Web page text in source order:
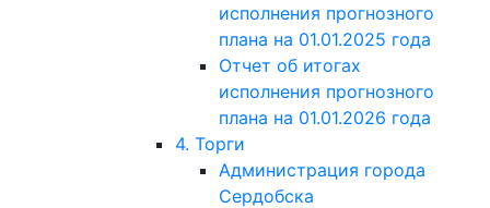
исполнения прогнозного
плана на 01.01.2025 года
Отчет об итогах
исполнения прогнозного
плана на 01.01.2026 года
4. Торги
Администрация города
Сердобска